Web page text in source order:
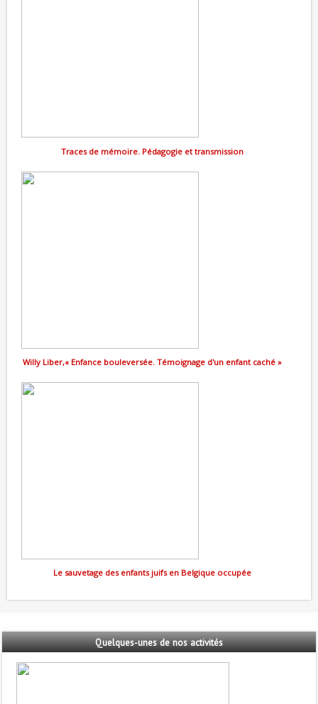
Traces de mémoire. Pédagogie et transmission
Willy Liber,« Enfance bouleversée. Témoignage d'un enfant caché »
Le sauvetage des enfants juifs en Belgique occupée
Quelques-unesde nos activités